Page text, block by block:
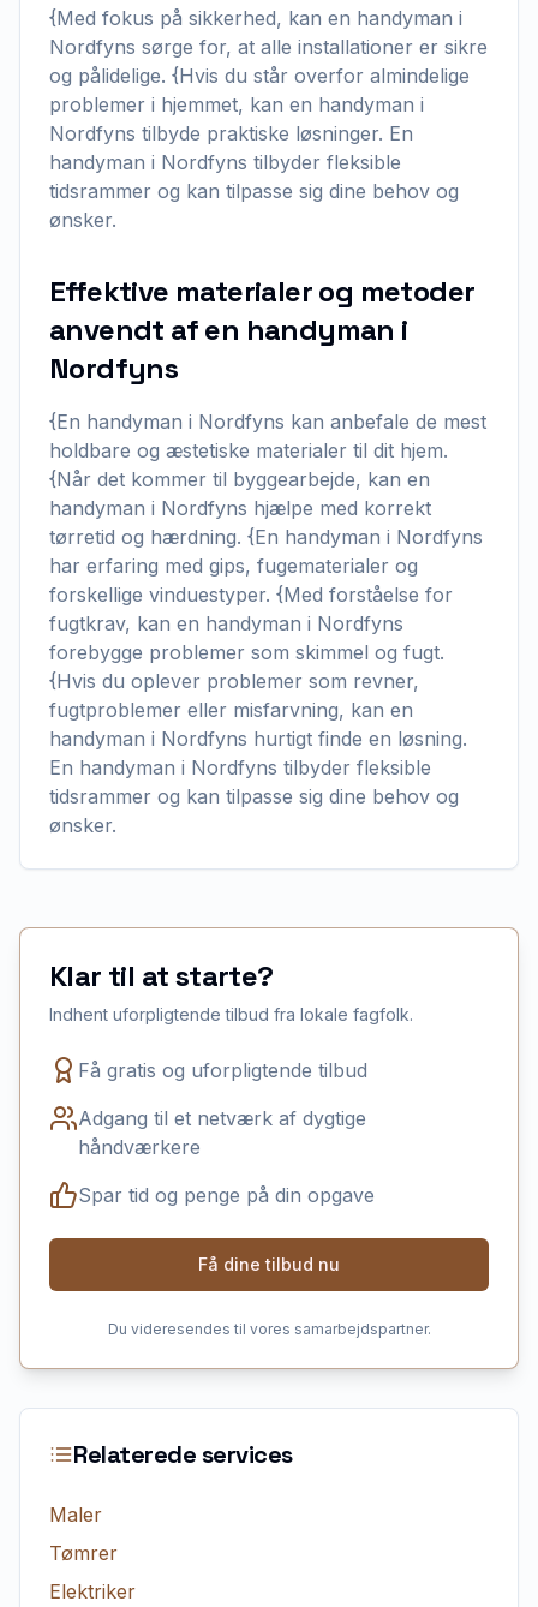
{Med fokus på sikkerhed, kan en handyman i
Nordfyns sørge for, at alle installationer er sikre
og pålidelige. {Hvis du står overfor almindelige
problemer i hjemmet, kan en handyman i
Nordfyns tilbyde praktiske løsninger. En
handyman i Nordfyns tilbyder fleksible
tidsrammer og kan tilpasse sig dine behov og
ønsker.
Effektive materialer og metoder
anvendt af en handyman i
Nordfyns
{En handyman i Nordfyns kan anbefale de mest
holdbare og æstetiske materialer til dit hjem.
{Når det kommer til byggearbejde, kan en
handyman i Nordfyns hjælpe med korrekt
tørretid og hærdning. {En handyman i Nordfyns
har erfaring med gips, fugematerialer og
forskellige vinduestyper. {Med forståelse for
fugtkrav, kan en handyman i Nordfyns
forebygge problemer som skimmel og fugt.
{Hvis du oplever problemer som revner,
fugtproblemer eller misfarvning, kan en
handyman i Nordfyns hurtigt finde en løsning.
En handyman i Nordfyns tilbyder fleksible
tidsrammer og kan tilpasse sig dine behov og
ønsker.
Klar til at starte?
Indhent uforpligtende tilbud fra lokale fagfolk.
Få gratis og uforpligtende tilbud
Adgang til et netværk af dygtige
håndværkere
Spar tid og penge på din opgave
Få dine tilbud nu
Du videresendes til vores samarbejdspartner.
Relaterede services
Maler
Tømrer
Elektriker